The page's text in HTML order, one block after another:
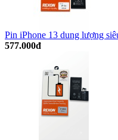
Pin iPhone 13 dung lượng
577.000đ